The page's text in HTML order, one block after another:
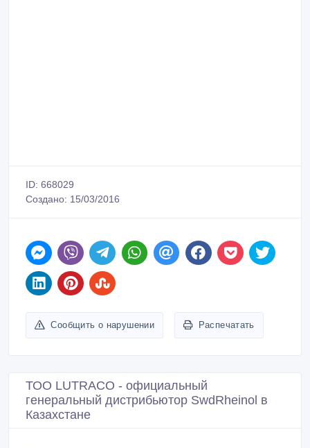
ID: 668029
Создано: 15/03/2016
Сообщить о нарушении Распечатать
ТОО LUTRACO - официальный
генеральный дистрибьютор SwdRheinol в
Казахстане